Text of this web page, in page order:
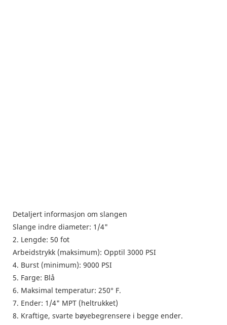
Detaljert informasjon om slangen
Slange indre diameter: 1/4"
2. Lengde: 50 fot
Arbeidstrykk (maksimum): Opptil 3000 PSI
4. Burst (minimum): 9000 PSI
5. Farge: Blå
6. Maksimal temperatur: 250° F.
7. Ender: 1/4" MPT (heltrukket)
8. Kraftige, svarte bøyebegrensere i begge ender.